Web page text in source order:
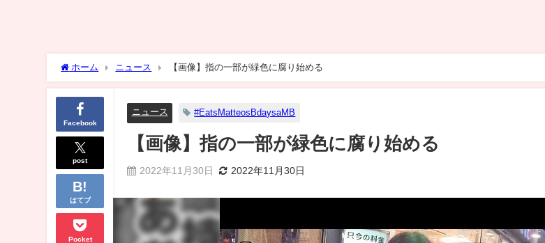
ホーム ニュース 【画像】指の一部が緑色に腐り始める
Facebook
post
はてブ
Pocket
ニュース #EatsMatteosBdaysaMB
【画像】指の一部が緑色に腐り始める
2022年11月30日 2022年11月30日